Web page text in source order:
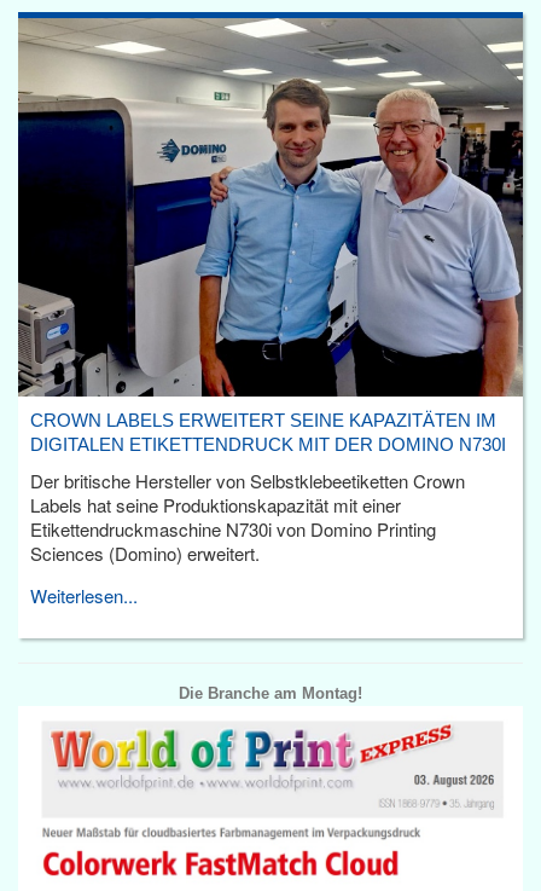
CROWN LABELS ERWEITERT SEINE KAPAZITÄTEN IM
DIGITALEN ETIKETTENDRUCK MIT DER DOMINO N730I
Der britische Hersteller von Selbstklebeetiketten Crown
Labels hat seine Produktionskapazität mit einer
Etikettendruckmaschine N730i von Domino Printing
Sciences (Domino) erweitert.
Weiterlesen...
Die Branche am Montag!